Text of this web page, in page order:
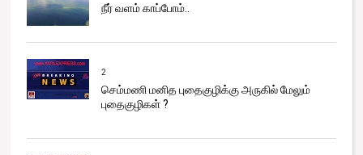
நீர் வளம் காப்போம்..
2
செம்மணி மனித புதைகுழிக்கு அருகில் மேலும்
புதைகுழிகள் ?